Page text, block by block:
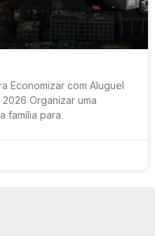
Economizar com Aluguel
Organizar uma
família para